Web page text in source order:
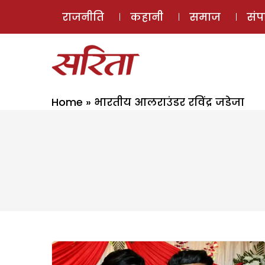
राजनीति कहानी समाज
Home » भारतीय आलराउंडर रविंद्र जडेजा